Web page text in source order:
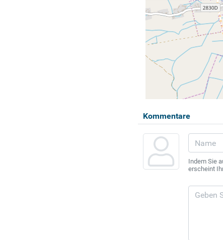
Kommentare
Indem Sie
erscheint